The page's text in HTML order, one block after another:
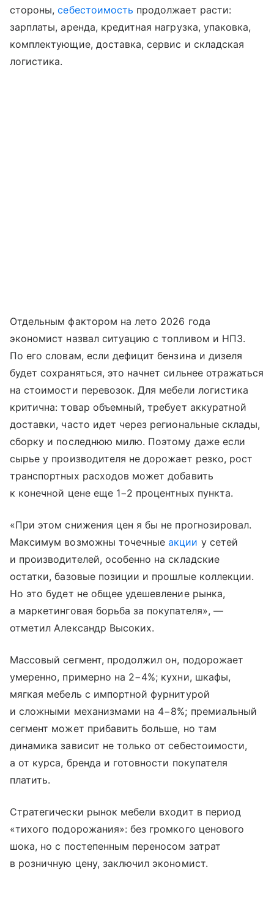
стороны,себестоимость продолжает расти:
зарплаты, аренда, кредитная нагрузка, упаковка,
комплектующие, доставка, сервис и складская
логистика.
Отдельным фактором на лето 2026 года
экономист назвал ситуацию с топливом и НПЗ.
По его словам, если дефицит бензина и дизеля
будет сохраняться, это начнет сильнее отражаться
на стоимости перевозок. Для мебели логистика
критична: товар объемный, требует аккуратной
доставки, часто идет через региональные склады,
сборку и последнюю милю. Поэтому даже если
сырье у производителя не дорожает резко, рост
транспортных расходов может добавить
к конечной цене еще 1−2 процентных пункта.
«При этом снижения цен я бы не прогнозировал.
Максимум возможны точечныеакции у сетей
и производителей, особенно на складские
остатки, базовые позиции и прошлые коллекции.
Но это будет не общее удешевление рынка,
а маркетинговая борьба за покупателя», —
отметил Александр Высоких.
Массовый сегмент, продолжил он, подорожает
умеренно, примерно на 2−4%; кухни, шкафы,
мягкая мебель с импортной фурнитурой
и сложными механизмами на 4−8%; премиальный
сегмент может прибавить больше, но там
динамика зависит не только от себестоимости,
а от курса, бренда и готовности покупателя
платить.
Стратегически рынок мебели входит в период
«тихого подорожания»: без громкого ценового
шока, но с постепенным переносом затрат
в розничную цену, заключил экономист.